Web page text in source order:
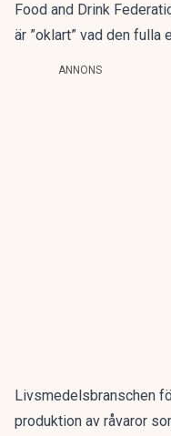
Food and Drink
är ”oklart” vad den fulla
ANNONS
Livsmedelsbranschen
produktion av råvaror